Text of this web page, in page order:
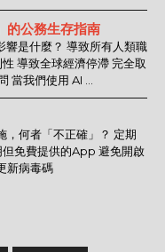
的公務生存指南
響是什麼？ 導致所有人類職
導致全球經濟停滯 完全取
我們使用 AI ...
，何者「不正確」？ 定期
免費提供的App 避免開啟
新病毒碼